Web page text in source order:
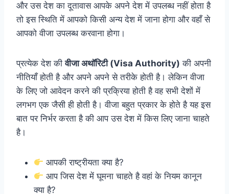
और उस देश का दूतावास आपके अपने देश में उपलब्ध नहीं होता है
तो इस स्थिति में आपको किसी अन्य देश में जाना होगा और वहाँ से
आपको वीजा उपलब्ध करवाना होगा।
प्रत्येक देश कीवीजा अथॉरिटी (Visa Authority) की अपनी
नीतियाँ होती है और अपने अपने से तरीके होती है। लेकिन वीजा
के लिए जो आवेदन करने की प्रक्रिया होती है वह सभी देशों में
लगभग एक जैसी ही होती है। वीजा बहुत प्रकार के होते है यह इस
बात पर निर्भर करता है की आप उस देश में किस लिए जाना चाहते
है।
आपकी राष्ट्रीयता क्या है?
आप जिस देश में घूमना चाहते है वहां के नियम कानून
क्या है?